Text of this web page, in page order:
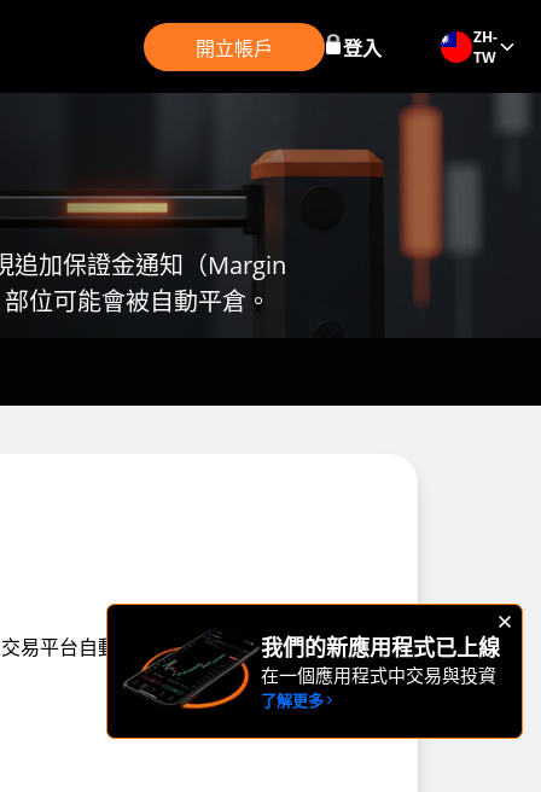
開立帳戶 登入
ZH-
TW
追加保證金通知（Margin
位可能會被自動平倉。
易平台自動平倉的風險。 我們的新應用程式已上線
在一個應用程式中交易與投資
了解更多